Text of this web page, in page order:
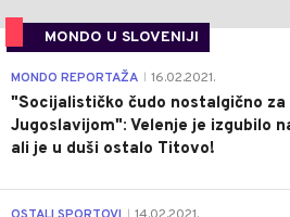
MONDO U SLOVENIJI
MONDO REPORTAŽA 16.02.2021.
"Socijalističko čudo nostalgično za
Jugoslavijom": Velenje je izgubilo
ali je u duši ostalo Titovo!